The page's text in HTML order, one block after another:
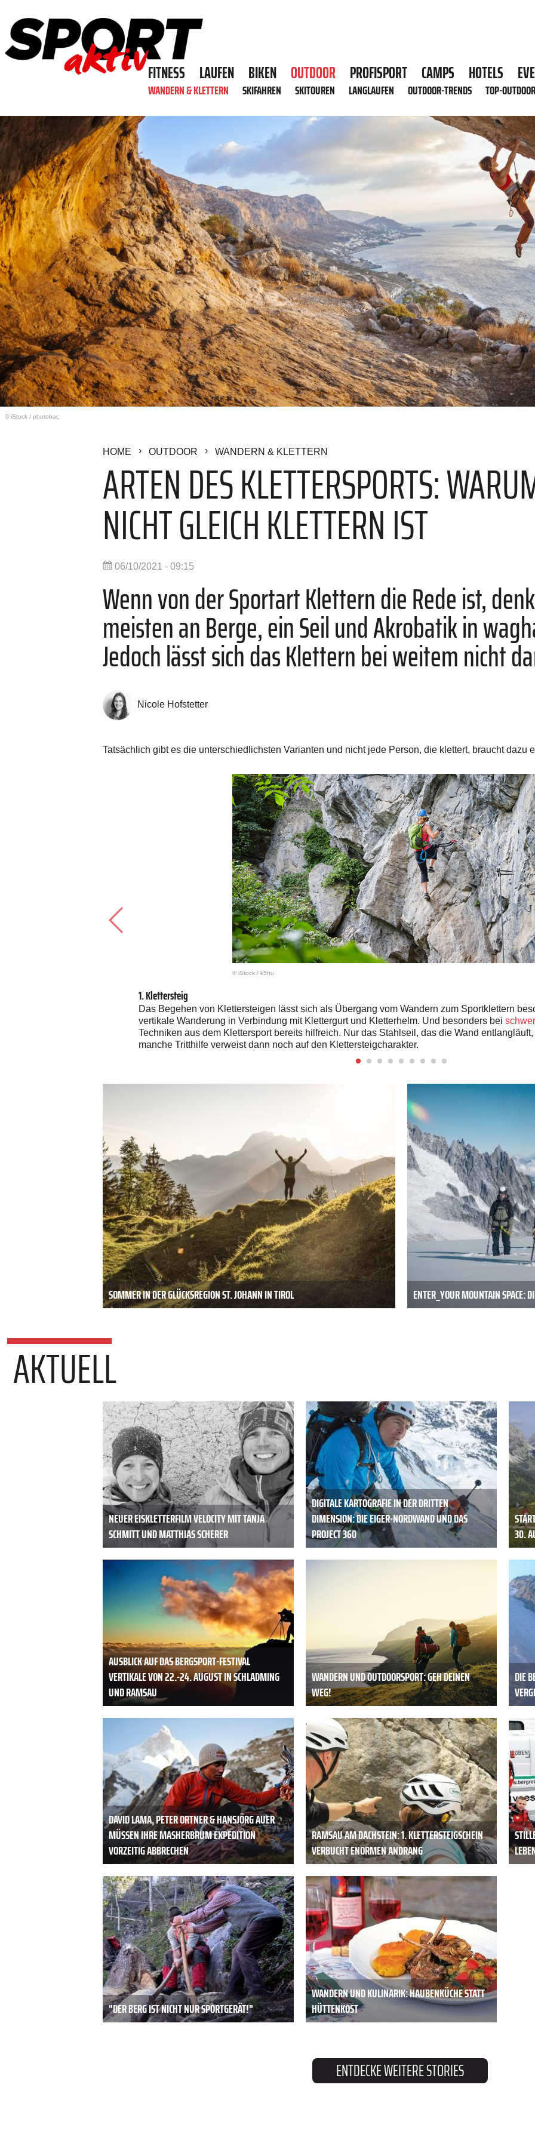
FITNESS LAUFEN BIKEN OUTDOOR PROFISPORT CAMPS HOTELS
WANDERN & KLETTERN SKIFAHREN SKITOUREN LANGLAUFEN OUTDOOR-TRENDS TOP-
© iStock / photobac
HOME OUTDOOR WANDERN & KLETTERN
ARTEN DES KLETTERSPORTS:
NICHT GLEICH KLETTERN IST
06/10/2021 - 09:15
Wenn von der Sportart Klettern die Rede ist,
meisten an Berge, ein Seil und Akrobatik in
Jedoch lässt sich das Klettern bei weitem nicht
Nicole Hofstetter
Tatsächlich gibt es die unterschiedlichsten Varianten und nicht jede Person, die klettert, braucht dazu
© iStock / k5hu
1. Klettersteig
Das Begehen von Klettersteigen lässt sich als Übergang vom Wandern zum Sportklettern
vertikale Wanderung in Verbindung mit Klettergurt und Kletterhelm. Und besonders bei
Techniken aus dem Klettersport bereits hilfreich. Nur das Stahlseil, das die Wand
manche Tritthilfe verweist dann noch auf den Klettersteigcharakter.
SOMMER IN DER GLÜCKSREGION ST. JOHANN IN TIROL ENTER_YOUR MOUNTAIN SPACE:
AKTUELL
NEUER EISKLETTERFILM VELOCITY MIT TANJA
SCHMITT UND MATTHIAS SCHERER
DIGITALE KARTOGRAFIE IN DER DRITTEN
DIMENSION: DIE EIGER-NORDWAND UND DAS
PROJECT 360
30.
AUSBLICK AUF DAS BERGSPORT-FESTIVAL
VERTIKALE VON 22.-24. AUGUST IN SCHLADMING
UND RAMSAU
WANDERN UND OUTDOORSPORT: GEH DEINEN
WEG!
DIE
DAVID LAMA, PETER ORTNER & HANSJÖRG AUER
MÜSSEN IHRE MASHERBRUM EXPEDITION
VORZEITIG ABBRECHEN
RAMSAU AM DACHSTEIN: 1. KLETTERSTEIGSCHEIN
VERBUCHT ENORMEN ANDRANG
"DER BERG IST NICHT NUR SPORTGERÄT!"
WANDERN UND KULINARIK: HAUBENKÜCHE STATT
HÜTTENKOST
ENTDECKE WEITERE STORIES